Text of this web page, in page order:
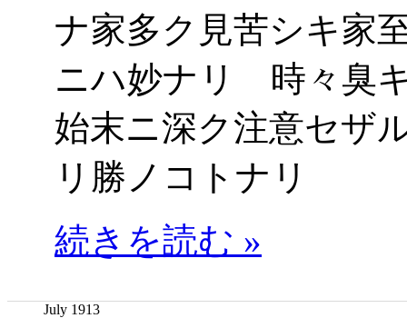
ナ家多ク見苦シキ家
ニハ妙ナリ 時々臭
始末ニ深ク注意セザ
リ勝ノコトナリ
続きを読む »
July 1913